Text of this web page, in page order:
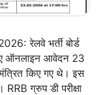
रेलवे भर्ती बोर्ड
ऑनलाइन आवेदन 23
किए गए थे। इस
ग्रुप डी परीक्षा